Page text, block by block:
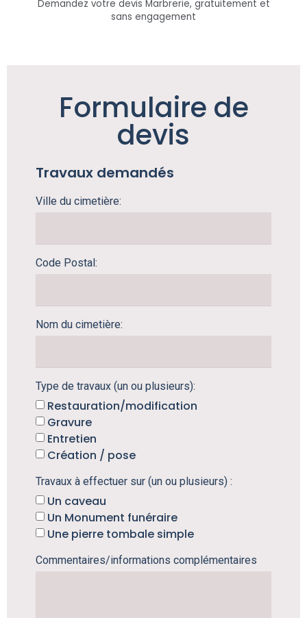
Demandez votre devis Marbrerie, gratuitement et
sans engagement
Formulaire de
devis
Travaux demandés
Ville du cimetière:
Code Postal:
Nom du cimetière:
Type de travaux (un ou plusieurs):
Restauration/modification
Gravure
Entretien
Création / pose
Travaux à effectuer sur (un ou plusieurs) :
Un caveau
Un Monument funéraire
Une pierre tombale simple
Commentaires/informations complémentaires